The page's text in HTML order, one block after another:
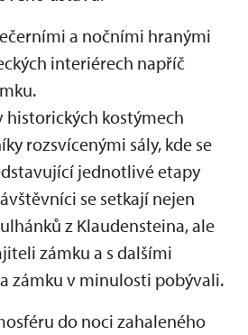
a nočními hranými
interiérech napříč
historických kostýmech
rozsvícenými sály, kde se
jednotlivé etapy
se setkají nejen
z Klaudensteina, ale
zámku a s dalšími
zámku v minulosti pobývali.
do noci zahaleného